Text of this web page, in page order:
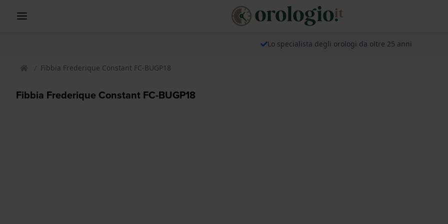
Lo specialista degli orologi da oltre 25 anni
Fibbia Frederique Constant FC-BUGP18
Fibbia Frederique Constant FC-BUGP18